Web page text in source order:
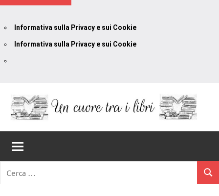
Informativa sulla Privacy e sui Cookie
Informativa sulla Privacy e sui Cookie
contenuto
Un
Cuore
Tra
I
romanzi
romance
e
non
per: